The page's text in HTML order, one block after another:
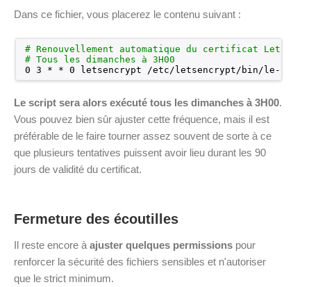
Dans ce fichier, vous placerez le contenu suivant :
# Renouvellement automatique du certificat Let's
# Tous les dimanches à 3H00
0 3 * * 0 letsencrypt /etc/letsencrypt/bin/le-renew
Le script sera alors exécuté tous les dimanches à 3H00.
Vous pouvez bien sûr ajuster cette fréquence, mais il est
préférable de le faire tourner assez souvent de sorte à ce
que plusieurs tentatives puissent avoir lieu durant les 90
jours de validité du certificat.
Fermeture des écoutilles
Il reste encore à ajuster quelques permissions pour
renforcer la sécurité des fichiers sensibles et n'autoriser
que le strict minimum.